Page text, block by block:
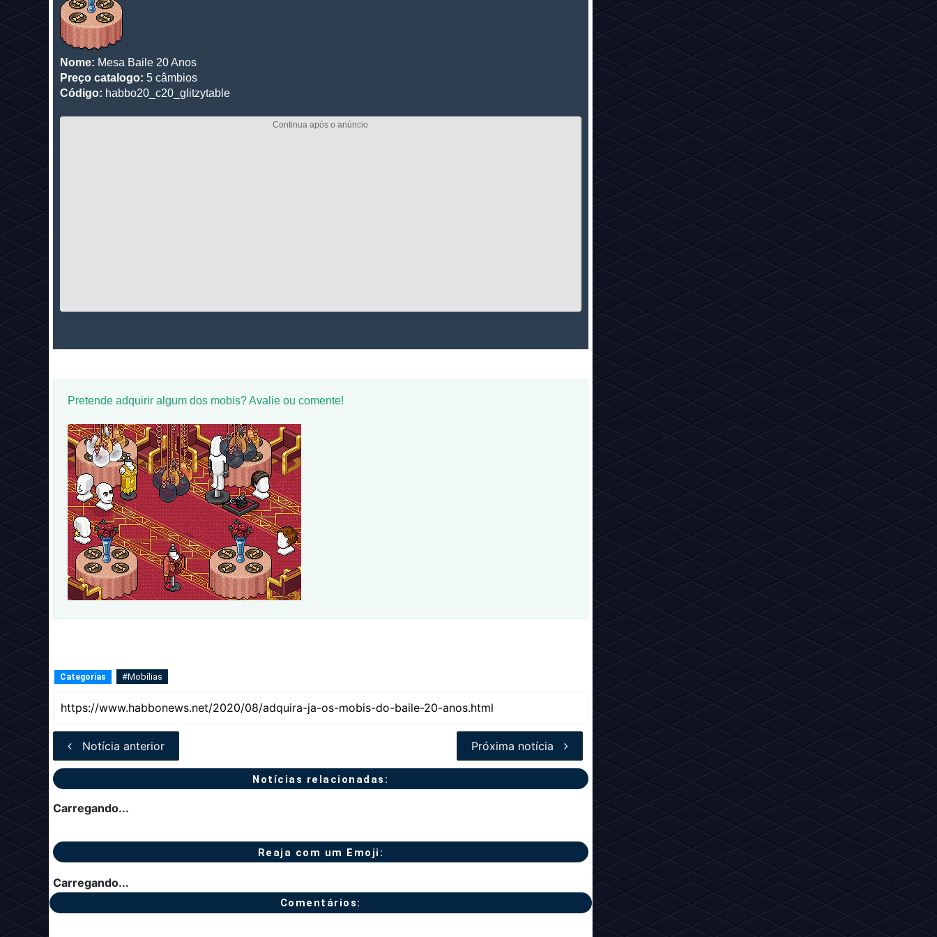
Nome: Mesa Baile 20 Anos
Preço catalogo: 5 câmbios
Código: habbo20_c20_glitzytable
Pretende adquirir algum dos mobis? Avalie ou comente!
Categorias #Mobílias
Notícia anterior Próxima notícia
Notícias relacionadas:
Carregando...
Reaja com um Emoji:
Carregando...
Comentários: